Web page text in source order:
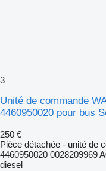
3
Unité de commande
4460950020 pour bus
250 €
Pièce détachée - unité de
4460950020 0028209969
diesel